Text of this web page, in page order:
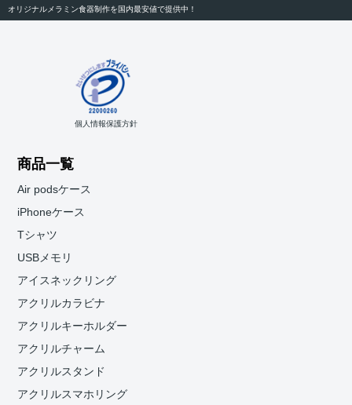
オリジナルメラミン食器制作を国内最安値で提供中！
個人情報保護方針
商品一覧
Air podsケース
iPhoneケース
Tシャツ
USBメモリ
アイスネックリング
アクリルカラビナ
アクリルキーホルダー
アクリルチャーム
アクリルスタンド
アクリルスマホリング